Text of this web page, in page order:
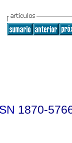
1870-